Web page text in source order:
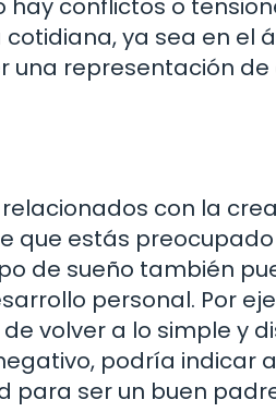
hay conflictos o
ya sea en el
una representación
con la
que estás
de sueño también
personal. Por
volver a lo simple y
podría indicar
para ser un buen